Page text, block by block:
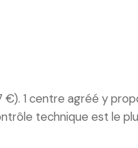
€). 1 centre agréé y
technique est le